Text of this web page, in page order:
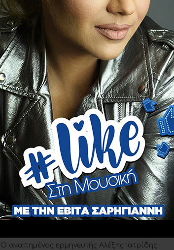
EDITOR PICK
Ο Αλέξης Ιατρίδης στον Κώστα
Χρυσάνθη: Η συνέντευξη στο
Ράδιο Ζυγός FM 100 (VIDEO)
Ο αγαπημένος ερμηνευτής Αλέξης Ιατρίδης